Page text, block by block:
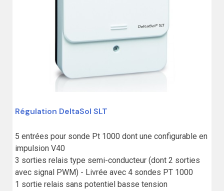
Régulation DeltaSol SLT
5 entrées pour sonde Pt 1000 dont une configurable en
impulsion V40
3 sorties relais type semi-conducteur (dont 2 sorties
avec signal PWM) - Livrée avec 4 sondes PT 1000
1 sortie relais sans potentiel basse tension